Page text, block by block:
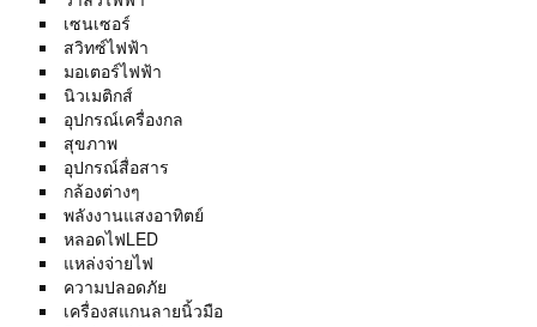
เซนเซอร์
สวิทซ์ไฟฟ้า
มอเตอร์ไฟฟ้า
นิวเมติกส์
อุปกรณ์เครื่องกล
สุขภาพ
อุปกรณ์สื่อสาร
กล้องต่างๆ
พลังงานแสงอาทิตย์
หลอดไฟLED
แหล่งจ่ายไฟ
ความปลอดภัย
เครื่องสแกนลายนิ้วมือ